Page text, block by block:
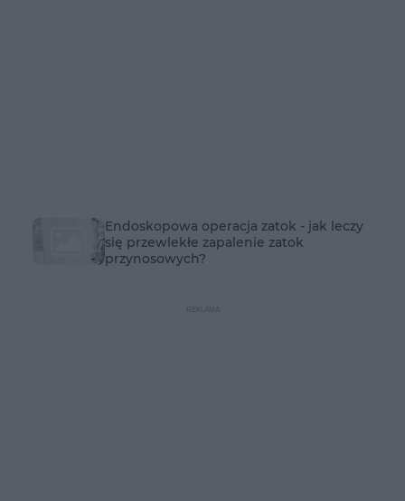
Endoskopowa operacja zatok - jak leczy
się przewlekłe zapalenie zatok
przynosowych?